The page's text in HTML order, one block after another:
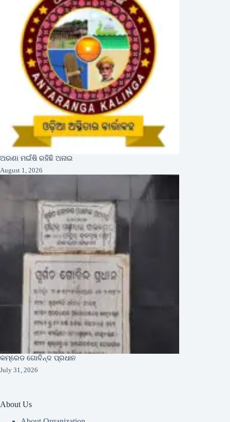
ଅରଣା ମଇଁଷି ରହିଛି ଅନାଇ
August 1, 2026
କମ୍ରେଡ ଗୋବିନ୍ଦ ପ୍ରଧାନ
July 31, 2026
About Us